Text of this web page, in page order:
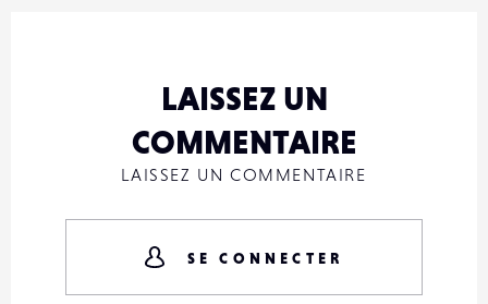
LAISSEZ UN
COMMENTAIRE
LAISSEZ UN COMMENTAIRE
SE CONNECTER